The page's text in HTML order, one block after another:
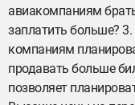
авиакомпаниям
заплатить больше?
компаниям
продавать больше
позволяет